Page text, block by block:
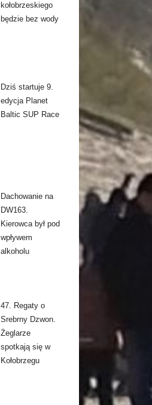
kołobrzeskiego
będzie bez wody
Dziś startuje 9.
edycja Planet
Baltic SUP Race
Dachowanie na
DW163.
Kierowca był pod
wpływem
alkoholu
47. Regaty o
Srebrny Dzwon.
Żeglarze
spotkają się w
Kołobrzegu